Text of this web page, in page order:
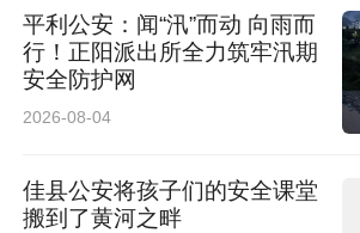
平利公安：闻“汛”而动 向雨而
行！正阳派出所全力筑牢汛期
安全防护网
2026-08-04
佳县公安将孩子们的安全课堂
搬到了黄河之畔